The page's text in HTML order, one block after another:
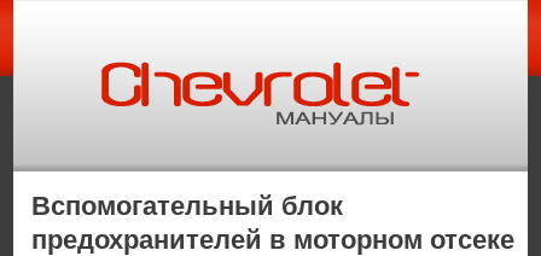
Вспомогательный блок
предохранителей в моторном отсеке